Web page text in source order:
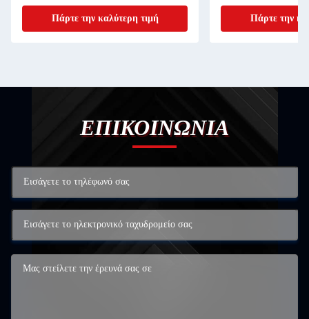
Πάρτε την καλύτερη τιμή
ταχύτητας
Πάρτε την
ΕΠΙΚΟΙΝΩΝΙΑ